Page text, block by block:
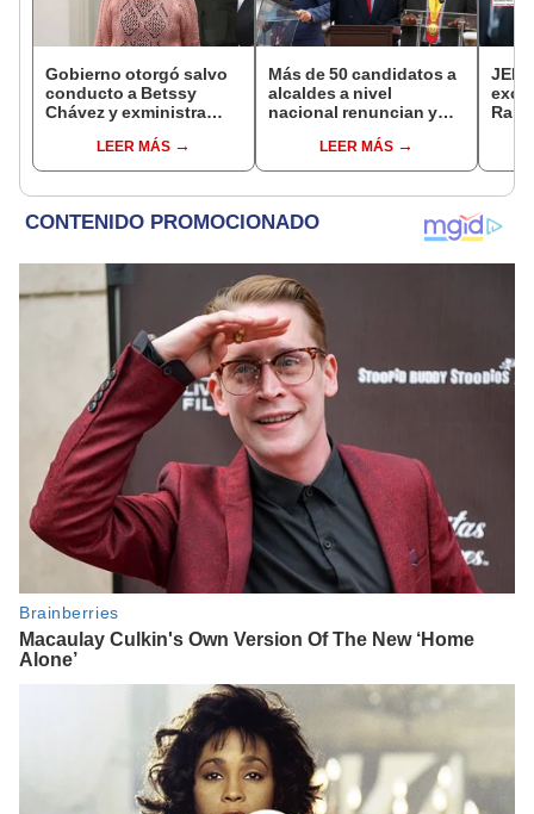
Gobierno otorgó salvo
conducto a Betssy
Chávez y exministra
madrugadaLEER MÁS
Más de 50 candidatos a
alcaldes a nivel
nacional renuncian y
encubiertaLEER MÁS
JEE